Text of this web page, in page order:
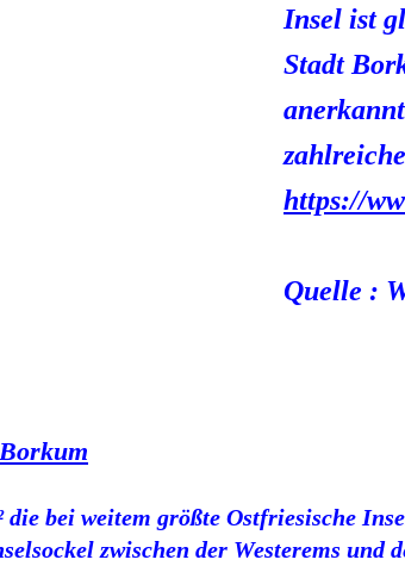
Insel ist
Stadt
https://
Quelle :
bei weitem größte Ostfriesische
zwischen der Westerems und